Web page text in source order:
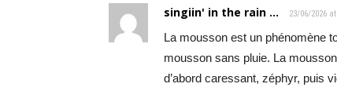
singiin' in the rain ... 23/06/2026
La mousson est un phénomène
mousson sans pluie. La
d’abord caressant, zéphyr, puis